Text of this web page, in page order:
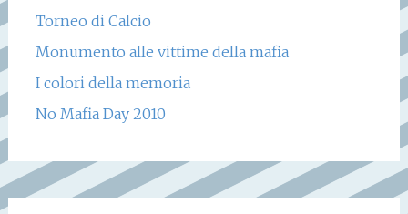
Torneo di Calcio
Monumento alle vittime della mafia
I colori della memoria
No Mafia Day 2010